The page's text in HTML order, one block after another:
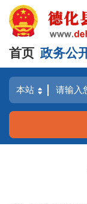
首页 政务公